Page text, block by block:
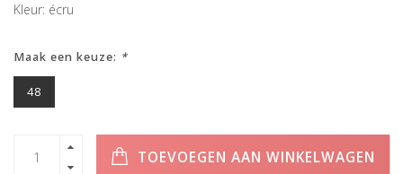
Kleur: écru
Maak een keuze: *
48
TOEVOEGEN AAN WINKELWAGEN